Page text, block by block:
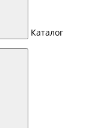
Каталог